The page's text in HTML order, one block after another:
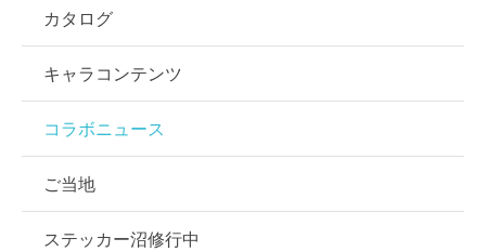
カタログ
キャラコンテンツ
コラボニュース
ご当地
ステッカー沼修行中